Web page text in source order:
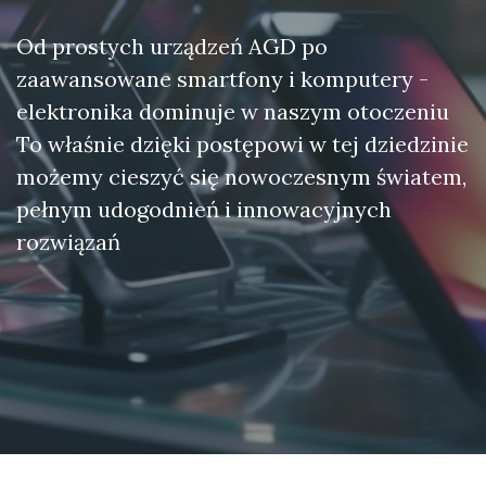
Od prostych urządzeń AGD po
zaawansowane smartfony i komputery -
elektronika dominuje w naszym otoczeniu
To właśnie dzięki postępowi w tej dziedzinie
możemy cieszyć się nowoczesnym światem,
pełnym udogodnień i innowacyjnych
rozwiązań